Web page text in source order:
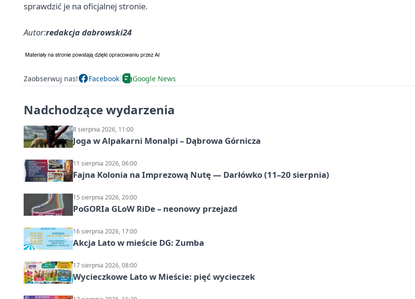
sprawdzić je na oficjalnej stronie.
Autor:redakcja dabrowski24
Zaobserwuj nas! Facebook Google News
Nadchodzące wydarzenia
8 sierpnia 2026, 11:00
Joga w Alpakarni Monalpi – Dąbrowa Górnicza
11 sierpnia 2026, 06:00
Fajna Kolonia na Imprezową Nutę — Darłówko (11–20 sierpnia)
15 sierpnia 2026, 20:00
PoGORIa GLoW RiDe – neonowy przejazd
16 sierpnia 2026, 17:00
Akcja Lato w mieście DG: Zumba
17 sierpnia 2026, 08:00
Wycieczkowe Lato w Mieście: pięć wycieczek